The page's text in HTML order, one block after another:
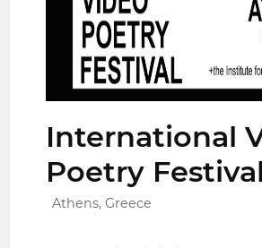
International
Poetry Festival
Athens, Greece